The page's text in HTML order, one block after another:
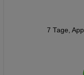
7 Tage,